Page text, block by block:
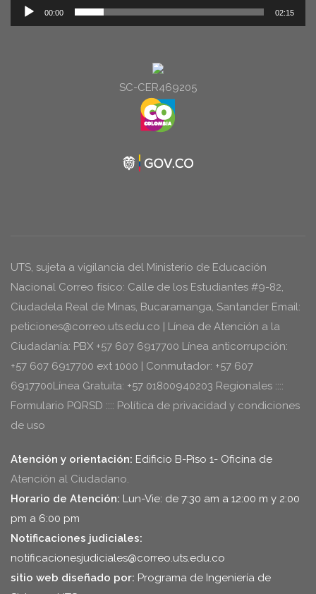
Reproductor
de
00:00 02:15
SC-CER469205
UTS, sujeta a vigilancia del Ministerio de Educación
Nacional Correo físico: Calle de los Estudiantes #9-82,
Ciudadela Real de Minas, Bucaramanga, Santander Email:
peticiones@correo.uts.edu.co | Línea de Atención a la
Ciudadanía: PBX +57 607 6917700 Línea anticorrupción:
+57 607 6917700 ext 1000 | Conmutador: +57 607
6917700Línea Gratuita: +57 01800940203 Regionales ::::
Formulario PQRSD :::: Política de privacidad y condiciones
de uso
Atención y orientación: Edificio B-Piso 1- Oficina de
Atención al Ciudadano.
Horario de Atención: Lun-Vie: de 7:30 am a 12:00 m y 2:00
pm a 6:00 pm
Notificaciones judiciales:
notificacionesjudiciales@correo.uts.edu.co
sitio web diseñado por: Programa de Ingeniería de